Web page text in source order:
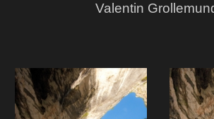
Valentin